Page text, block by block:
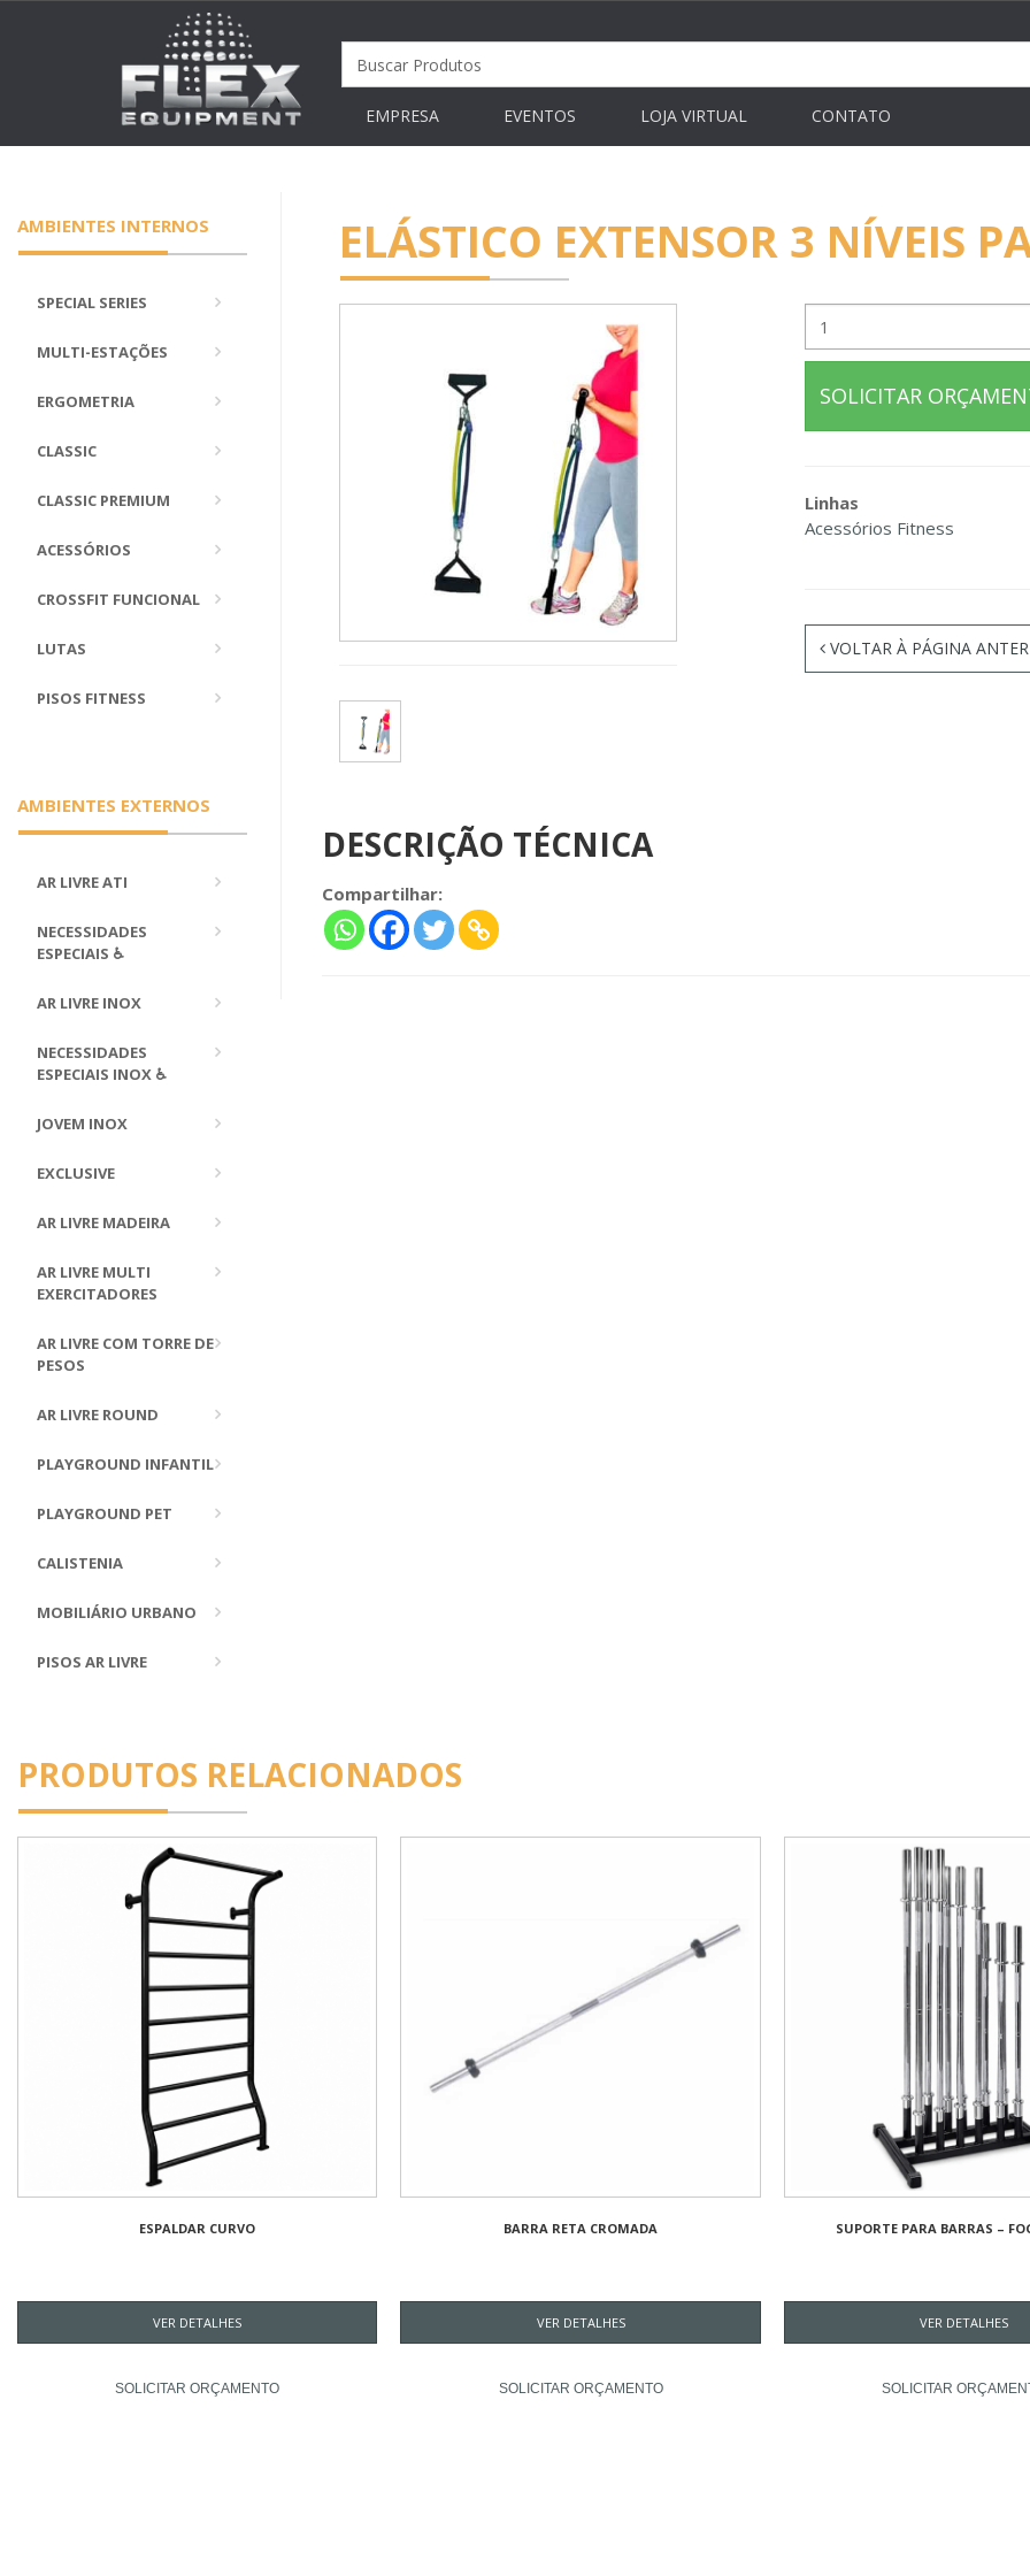
EMPRESA EVENTOS LOJA VIRTUAL CONTATO
AMBIENTES INTERNOS
SPECIAL SERIES
MULTI-ESTAÇÕES
ERGOMETRIA
CLASSIC
CLASSIC PREMIUM
ACESSÓRIOS
CROSSFIT FUNCIONAL
LUTAS
PISOS FITNESS
AMBIENTES EXTERNOS
AR LIVRE ATI
NECESSIDADES
ESPECIAIS ♿
AR LIVRE INOX
NECESSIDADES
ESPECIAIS INOX ♿
JOVEM INOX
EXCLUSIVE
AR LIVRE MADEIRA
AR LIVRE MULTI
EXERCITADORES
AR LIVRE COM TORRE DE
PESOS
AR LIVRE ROUND
PLAYGROUND INFANTIL
PLAYGROUND PET
CALISTENIA
MOBILIÁRIO URBANO
PISOS AR LIVRE
ELÁSTICO EXTENSOR 3 NÍVEIS
SOLICITAR
Linhas
Acessórios Fitness
VOLTAR À PÁGINA
DESCRIÇÃO TÉCNICA
Compartilhar:
PRODUTOS RELACIONADOS
ESPALDAR CURVO
VER DETALHES
SOLICITAR ORÇAMENTO
BARRA RETA CROMADA
VER DETALHES
SOLICITAR ORÇAMENTO
SUPORTE PARA BARRAS –
VER DETALHES
SOLICITAR